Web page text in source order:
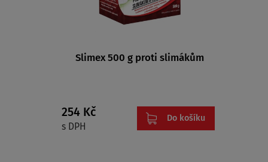
Slimex 500 g proti slimákům
254 Kč
s DPH
Do košíku